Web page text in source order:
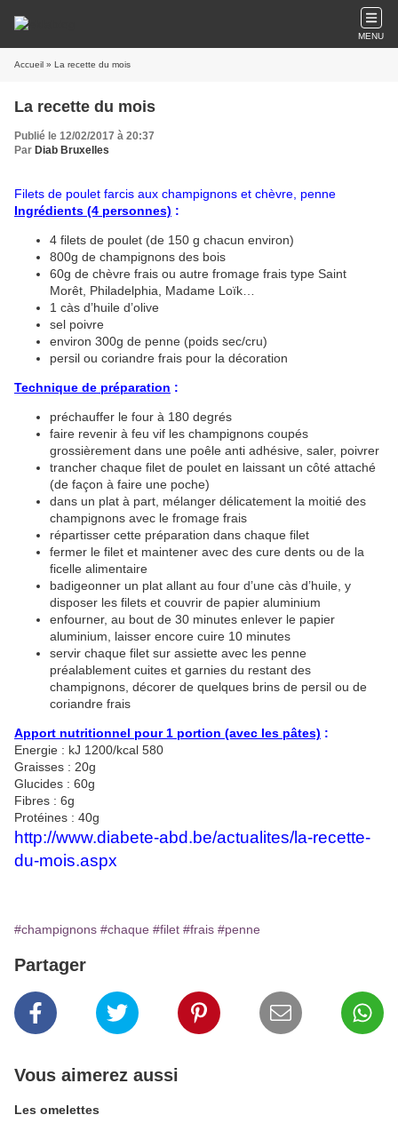
MENU
Accueil » La recette du mois
La recette du mois
Publié le 12/02/2017 à 20:37
Par Diab Bruxelles
Filets de poulet farcis aux champignons et chèvre, penne
Ingrédients (4 personnes) :
4 filets de poulet (de 150 g chacun environ)
800g de champignons des bois
60g de chèvre frais ou autre fromage frais type Saint
Morêt, Philadelphia, Madame Loïk…
1 càs d’huile d’olive
sel poivre
environ 300g de penne (poids sec/cru)
persil ou coriandre frais pour la décoration
Technique de préparation :
préchauffer le four à 180 degrés
faire revenir à feu vif les champignons coupés
grossièrement dans une poêle anti adhésive, saler, poivrer
trancher chaque filet de poulet en laissant un côté attaché
(de façon à faire une poche)
dans un plat à part, mélanger délicatement la moitié des
champignons avec le fromage frais
répartisser cette préparation dans chaque filet
fermer le filet et maintener avec des cure dents ou de la
ficelle alimentaire
badigeonner un plat allant au four d’une càs d’huile, y
disposer les filets et couvrir de papier aluminium
enfourner, au bout de 30 minutes enlever le papier
aluminium, laisser encore cuire 10 minutes
servir chaque filet sur assiette avec les penne
préalablement cuites et garnies du restant des
champignons, décorer de quelques brins de persil ou de
coriandre frais
Apport nutritionnel pour 1 portion (avec les pâtes) :
Energie : kJ 1200/kcal 580
Graisses : 20g
Glucides : 60g
Fibres : 6g
Protéines : 40g
http://www.diabete-abd.be/actualites/la-recette-
du-mois.aspx
#champignons #chaque #filet #frais #penne
Partager
Vous aimerez aussi
Les omelettes